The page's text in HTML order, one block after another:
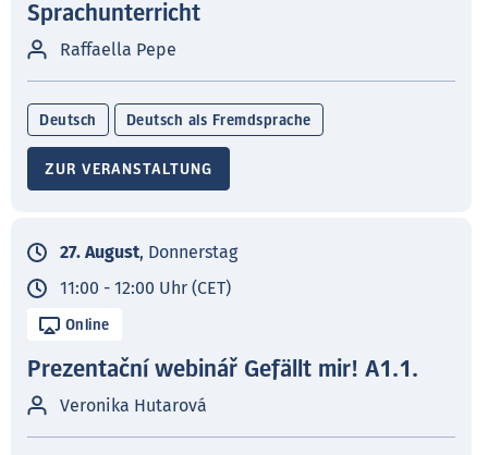
Sprachunterricht
Raffaella Pepe
Deutsch Deutsch als Fremdsprache
ZUR VERANSTALTUNG
27. August, Donnerstag
11:00 - 12:00 Uhr (CET)
Online
Prezentační webinář Gefällt mir! A1.1.
Veronika Hutarová